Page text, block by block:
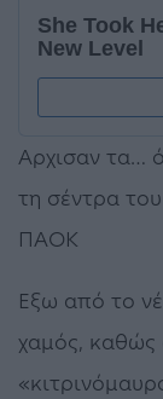
Αρχισαν τα…
τη σέντρα
ΠΑΟΚ
Εξω από το
χαμός, καθώς